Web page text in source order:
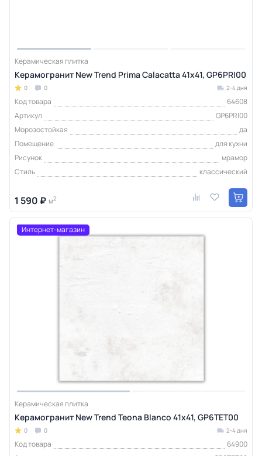
Керамическая плитка
Керамогранит New Trend Prima Calacatta 41x41, GP6PRI00
0 0 2-4 дня
Код товара
64608
Артикул
GP6PRI00
Морозостойкая
да
Помещение
для кухни
Рисунок
мрамор
Стиль
классический
1 590 ₽ м2
Интернет-магазин
Керамическая плитка
Керамогранит New Trend Teona Blanco 41x41, GP6TET00
0 0 2-4 дня
Код товара
64900